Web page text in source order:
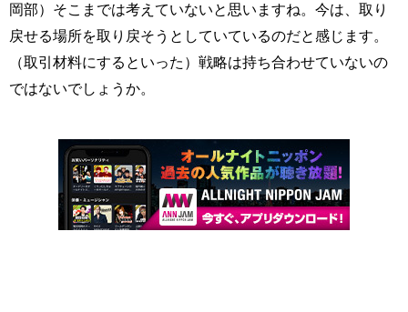
岡部）そこまでは考えていないと思いますね。今は、取り
戻せる場所を取り戻そうとしていているのだと感じます。
（取引材料にするといった）戦略は持ち合わせていないの
ではないでしょうか。